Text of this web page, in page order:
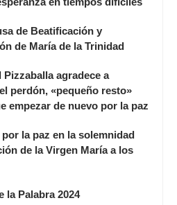
de Beatificación y
de María de la Trinidad
agradece a
perdón, «pequeño resto»
empezar de nuevo por la paz
la paz en la solemnidad
de la Virgen María a los
la Palabra 2024